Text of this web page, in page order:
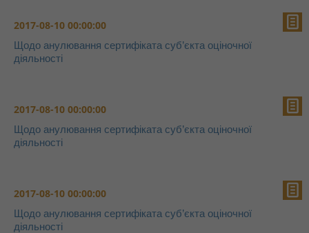
2017-08-10 00:00:00
Щодо анулювання сертифіката суб’єкта оціночної
діяльності
2017-08-10 00:00:00
Щодо анулювання сертифіката суб’єкта оціночної
діяльності
2017-08-10 00:00:00
Щодо анулювання сертифіката суб’єкта оціночної
діяльності